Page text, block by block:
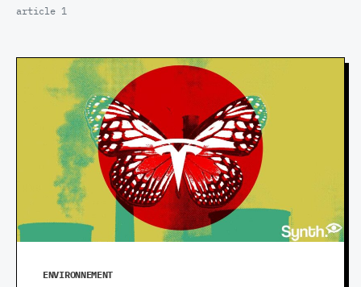
article 1
ENVIRONNEMENT